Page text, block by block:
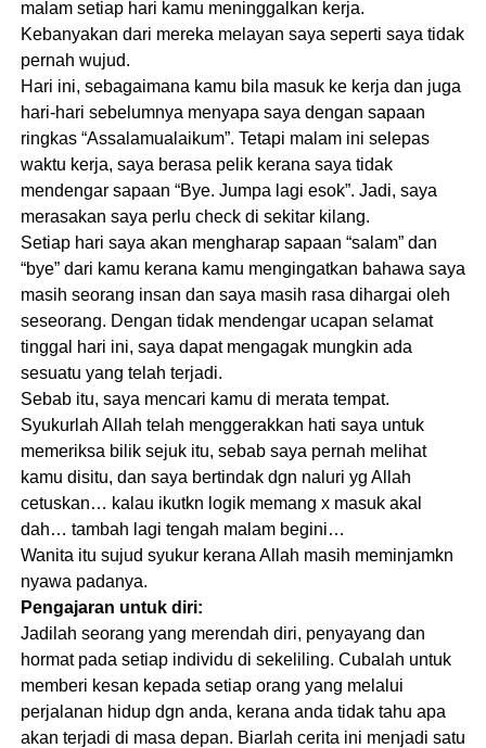
malam setiap hari kamu meninggalkan kerja.
Kebanyakan dari mereka melayan saya seperti saya tidak
pernah wujud.
Hari ini, sebagaimana kamu bila masuk ke kerja dan juga
hari-hari sebelumnya menyapa saya dengan sapaan
ringkas “Assalamualaikum”. Tetapi malam ini selepas
waktu kerja, saya berasa pelik kerana saya tidak
mendengar sapaan “Bye. Jumpa lagi esok”. Jadi, saya
merasakan saya perlu check di sekitar kilang.
Setiap hari saya akan mengharap sapaan “salam” dan
“bye” dari kamu kerana kamu mengingatkan bahawa saya
masih seorang insan dan saya masih rasa dihargai oleh
seseorang. Dengan tidak mendengar ucapan selamat
tinggal hari ini, saya dapat mengagak mungkin ada
sesuatu yang telah terjadi.
Sebab itu, saya mencari kamu di merata tempat.
Syukurlah Allah telah menggerakkan hati saya untuk
memeriksa bilik sejuk itu, sebab saya pernah melihat
kamu disitu, dan saya bertindak dgn naluri yg Allah
cetuskan… kalau ikutkn logik memang x masuk akal
dah… tambah lagi tengah malam begini…
Wanita itu sujud syukur kerana Allah masih meminjamkn
nyawa padanya.
Pengajaran untuk diri:
Jadilah seorang yang merendah diri, penyayang dan
hormat pada setiap individu di sekeliling. Cubalah untuk
memberi kesan kepada setiap orang yang melalui
perjalanan hidup dgn anda, kerana anda tidak tahu apa
akan terjadi di masa depan. Biarlah cerita ini menjadi satu